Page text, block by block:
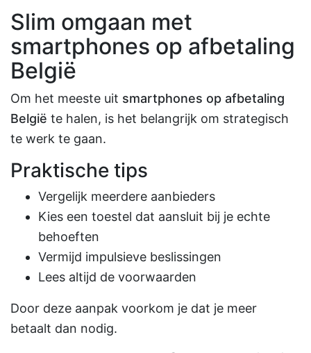
Slim omgaan met
smartphones op afbetaling
België
Om het meeste uit smartphones op afbetaling
België te halen, is het belangrijk om strategisch
te werk te gaan.
Praktische tips
Vergelijk meerdere aanbieders
Kies een toestel dat aansluit bij je echte
behoeften
Vermijd impulsieve beslissingen
Lees altijd de voorwaarden
Door deze aanpak voorkom je dat je meer
betaalt dan nodig.